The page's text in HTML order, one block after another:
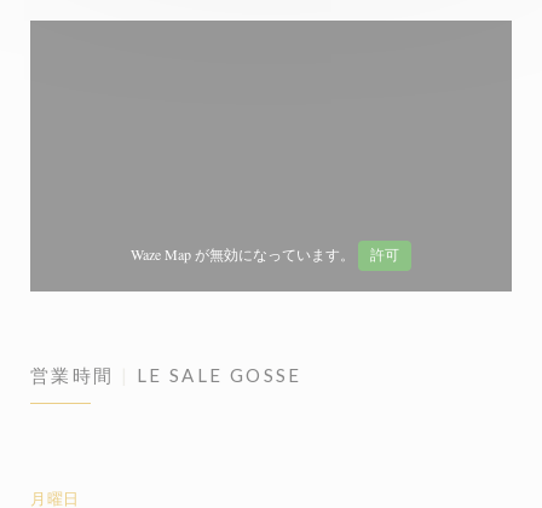
Waze Map が無効になっています。 許可
営業時間 LE SALE GOSSE
月曜日